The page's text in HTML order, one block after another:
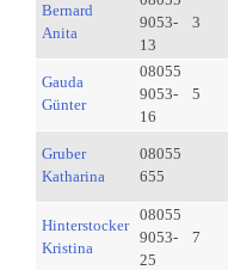
Bernard
Anita
9053-
13
3
Gauda
Günter
08055
9053-
16
5
Gruber
Katharina
08055
655
Hinterstocker
Kristina
08055
9053-
25
7